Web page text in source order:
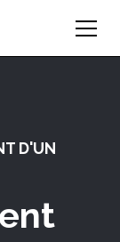
D'UN